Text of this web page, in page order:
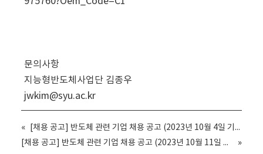
문의사항
지능형반도체사업단 김종우
jwkim@syu.ac.kr
«
[채용 공고] 반도체 관련 기업 채용 공고 (2023년 10월 4일 기준) - 원익아이피에스
[채용 공고] 반도체 관련 기업 채용 공고 (2023년 10월 11일 기준) - 미코 그룹
»